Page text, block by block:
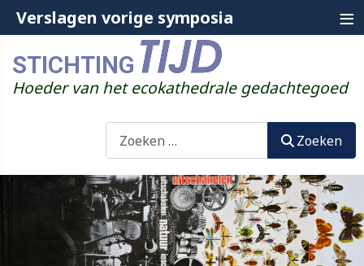
STICHTING
Hoeder van het ecokathedrale gedachtegoed
Zoeken
Verslagen vorige symposia ≡